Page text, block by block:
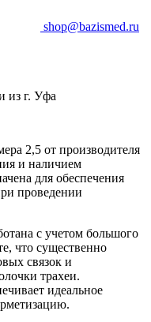
shop@bazismed.ru
из г. Уфа
2,5 от производителя
и наличием
для обеспечения
проведении
с учетом большого
что существенно
связок и
трахеи.
идеальное